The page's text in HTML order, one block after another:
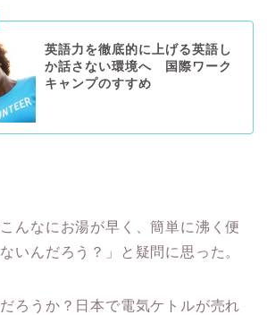
英語力を徹底的に上げる英語し
か話さない環境へ 国際ワーク
キャンプのすすめ
んなにお湯が早く、簡単に沸く便
いんだろう？」と疑問に思った。
ろうか？日本で電気ケトルが売れ